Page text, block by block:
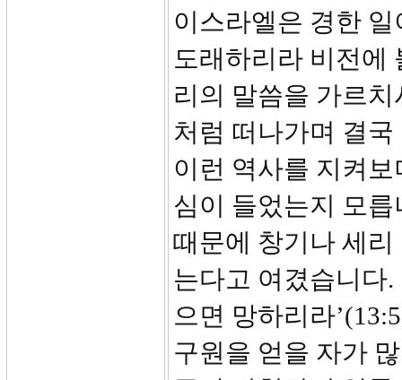
이스라엘은 경한
도래하리라 비전에
리의 말씀을 가르
처럼 떠나가며 결
이런 역사를 지켜
심이 들었는지 모
때문에 창기나 세
는다고 여겼습니다
으면 망하리라
구원을 얻을 자가